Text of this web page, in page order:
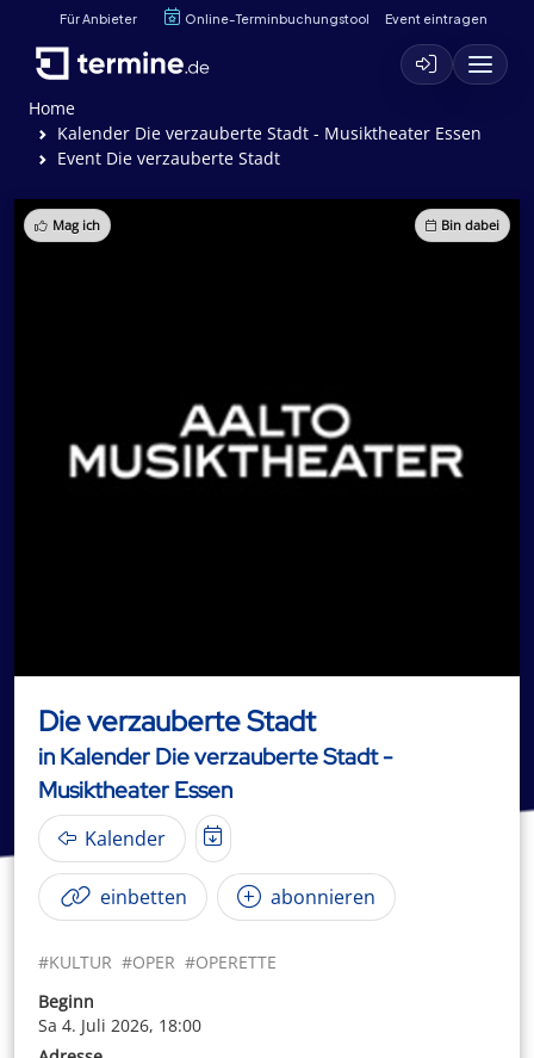
Für Anbieter Online-Terminbuchungstool Event eintragen
Home
Kalender Die verzauberte Stadt - Musiktheater Essen
Event Die verzauberte Stadt
Mag ich Bin dabei
Die verzauberte Stadt
in Kalender Die verzauberte Stadt -
Musiktheater Essen
Kalender
einbetten abonnieren
#KULTUR #OPER #OPERETTE
Beginn
Sa 4. Juli 2026, 18:00